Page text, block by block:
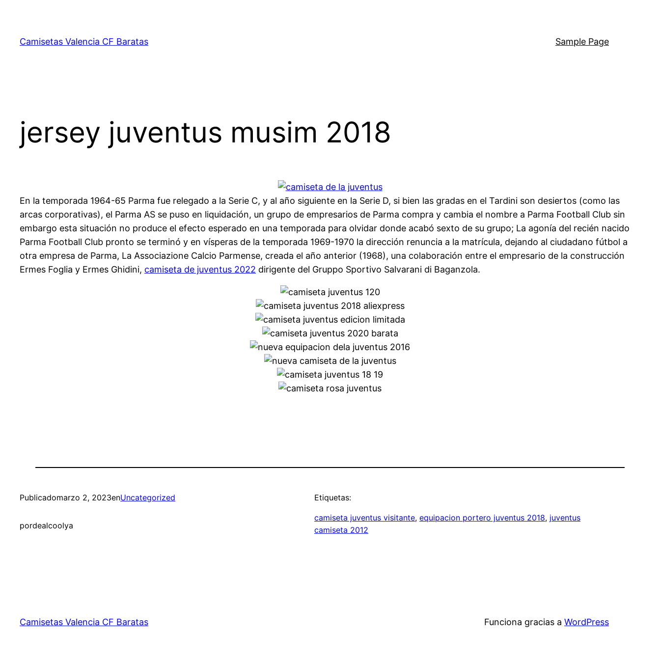
contenido
Camisetas Valencia CF Baratas Sample Page
jersey juventus musim 2018
En la temporada 1964-65 Parma fue relegado a la Serie C, y al año siguiente en la Serie D, si bien las gradas en el Tardini son desiertos (como las
arcas corporativas), el Parma AS se puso en liquidación, un grupo de empresarios de Parma compra y cambia el nombre a Parma Football Club sin
embargo esta situación no produce el efecto esperado en una temporada para olvidar donde acabó sexto de su grupo; La agonía del recién nacido
Parma Football Club pronto se terminó y en vísperas de la temporada 1969-1970 la dirección renuncia a la matrícula, dejando al ciudadano fútbol a
otra empresa de Parma, La Associazione Calcio Parmense, creada el año anterior (1968), una colaboración entre el empresario de la construcción
Ermes Foglia y Ermes Ghidini, camiseta de juventus 2022 dirigente del Gruppo Sportivo Salvarani di Baganzola.
Publicadomarzo 2, 2023enUncategorized
pordealcoolya
Etiquetas:
camiseta juventus visitante, equipacion portero juventus 2018, juventus
camiseta 2012
Camisetas Valencia CF Baratas Funciona gracias a WordPress